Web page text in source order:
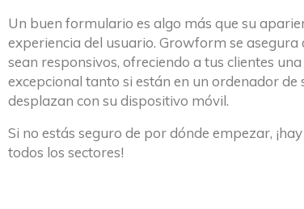
Un buen formulario es algo más que su
experiencia del usuario. Growform se
sean responsivos, ofreciendo a tus clientes
excepcional tanto si están en un ordenador de
desplazan con su dispositivo móvil.
Si no estás seguro de por dónde empezar,
todos los sectores!